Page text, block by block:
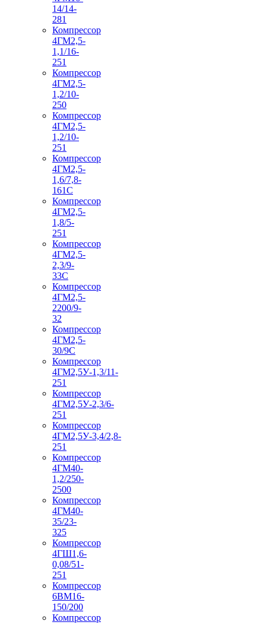
14/14-
281
Компрессор
4ГМ2,5-
1,1/16-
251
Компрессор
4ГМ2,5-
1,2/10-
250
Компрессор
4ГМ2,5-
1,2/10-
251
Компрессор
4ГМ2,5-
1,6/7,8-
161С
Компрессор
4ГМ2,5-
1,8/5-
251
Компрессор
4ГМ2,5-
2,3/9-
33С
Компрессор
4ГМ2,5-
2200/9-
32
Компрессор
4ГМ2,5-
30/9С
Компрессор
4ГМ2,5У-1,3/11-
251
Компрессор
4ГМ2,5У-2,3/6-
251
Компрессор
4ГМ2,5У-3,4/2,8-
251
Компрессор
4ГМ40-
1,2/250-
2500
Компрессор
4ГМ40-
35/23-
325
Компрессор
4ГШ1,6-
0,08/51-
251
Компрессор
6ВМ16-
150/200
Компрессор